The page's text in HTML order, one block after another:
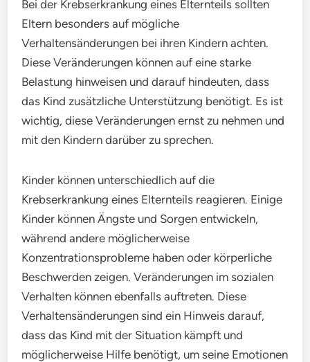
Bei der Krebserkrankung eines Elternteils sollten
Eltern besonders auf mögliche
Verhaltensänderungen bei ihren Kindern achten.
Diese Veränderungen können auf eine starke
Belastung hinweisen und darauf hindeuten, dass
das Kind zusätzliche Unterstützung benötigt. Es ist
wichtig, diese Veränderungen ernst zu nehmen und
mit den Kindern darüber zu sprechen.
Kinder können unterschiedlich auf die
Krebserkrankung eines Elternteils reagieren. Einige
Kinder können Ängste und Sorgen entwickeln,
während andere möglicherweise
Konzentrationsprobleme haben oder körperliche
Beschwerden zeigen. Veränderungen im sozialen
Verhalten können ebenfalls auftreten. Diese
Verhaltensänderungen sind ein Hinweis darauf,
dass das Kind mit der Situation kämpft und
möglicherweise Hilfe benötigt, um seine Emotionen